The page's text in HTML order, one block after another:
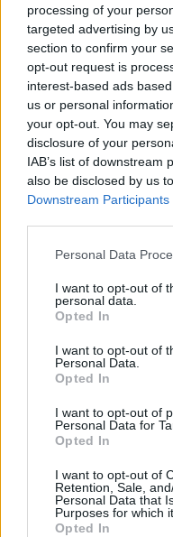
processing of your
targeted advertising by
section to confirm your
opt-out request is
interest-based ads
us or personal
your opt-out. You may
disclosure of your
IAB’s list of downstream
also be disclosed by us
Downstream Participants
Personal Data
I want to opt-out of
personal data.
Opted In
I want to opt-out of
Personal Data.
Opted In
I want to opt-out of
Personal Data for
Opted In
I want to opt-out of
Retention, Sale,
Personal Data that
Purposes for which
Opted In
Pieniądze
16 grudnia 2023, 21:53
Człowiek
nagrody miał
Glapiński